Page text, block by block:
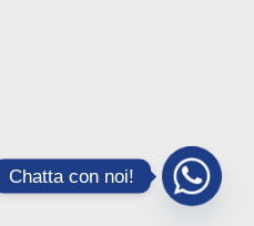
Chatta con noi!